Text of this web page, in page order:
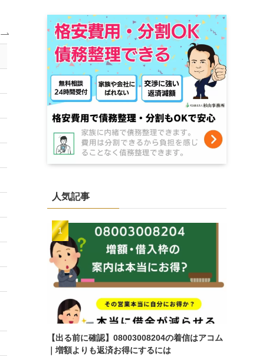
減額報酬
–
減額分の11%
–
減額分の11%
減額分の11%
–
減額分の11%
減額分の11%
減額分の11%
人気記事
【出る前に確認】08003008204の着信はアコム
｜増額よりも返済お得にするには